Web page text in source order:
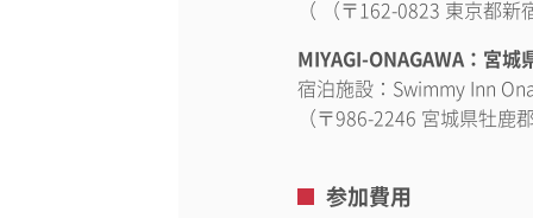
（ （〒162-0823 東京都
MIYAGI-ONAGAWA：宮城
宿泊施設：Swimmy Inn
（〒986-2246 宮城県牡鹿
参加費用